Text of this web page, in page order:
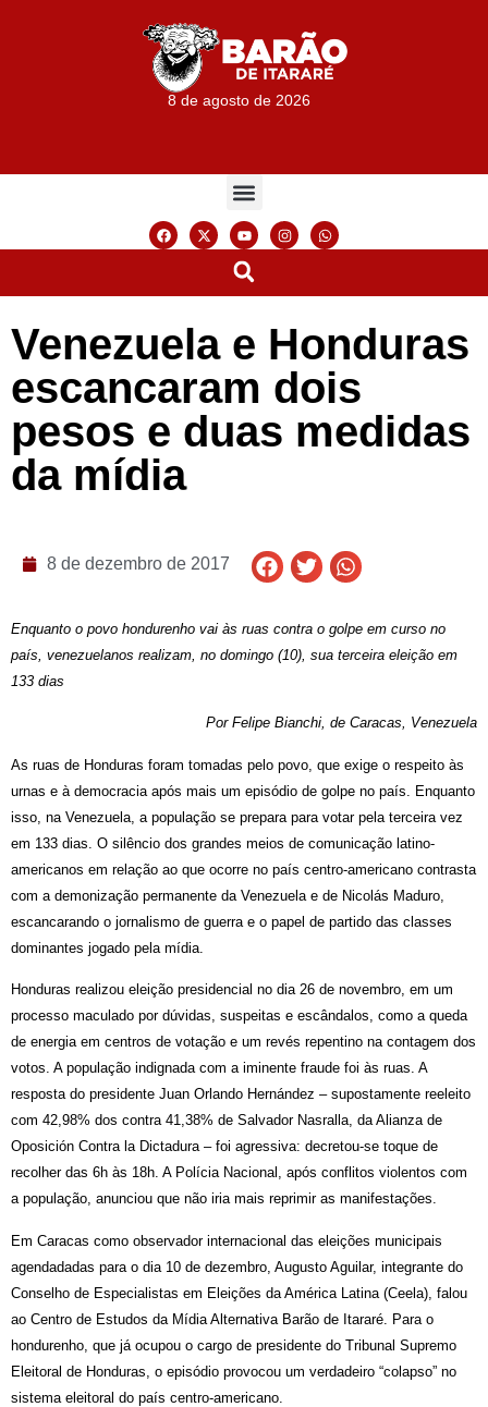
8 de agosto de 2026
Venezuela e Honduras
escancaram dois
pesos e duas medidas
da mídia
8 de dezembro de 2017
Enquanto o povo hondurenho vai às ruas contra o golpe em curso no
país, venezuelanos realizam, no domingo (10), sua terceira eleição em
133 dias
Por Felipe Bianchi, de Caracas, Venezuela
As ruas de Honduras foram tomadas pelo povo, que exige o respeito às
urnas e à democracia após mais um episódio de golpe no país. Enquanto
isso, na Venezuela, a população se prepara para votar pela terceira vez
em 133 dias. O silêncio dos grandes meios de comunicação latino-
americanos em relação ao que ocorre no país centro-americano contrasta
com a demonização permanente da Venezuela e de Nicolás Maduro,
escancarando o jornalismo de guerra e o papel de partido das classes
dominantes jogado pela mídia.
Honduras realizou eleição presidencial no dia 26 de novembro, em um
processo maculado por dúvidas, suspeitas e escândalos, como a queda
de energia em centros de votação e um revés repentino na contagem dos
votos. A população indignada com a iminente fraude foi às ruas. A
resposta do presidente Juan Orlando Hernández – supostamente reeleito
com 42,98% dos contra 41,38% de Salvador Nasralla, da Alianza de
Oposición Contra la Dictadura – foi agressiva: decretou-se toque de
recolher das 6h às 18h. A Polícia Nacional, após conflitos violentos com
a população, anunciou que não iria mais reprimir as manifestações.
Em Caracas como observador internacional das eleições municipais
agendadadas para o dia 10 de dezembro, Augusto Aguilar, integrante do
Conselho de Especialistas em Eleições da América Latina (Ceela), falou
ao Centro de Estudos da Mídia Alternativa Barão de Itararé. Para o
hondurenho, que já ocupou o cargo de presidente do Tribunal Supremo
Eleitoral de Honduras, o episódio provocou um verdadeiro “colapso” no
sistema eleitoral do país centro-americano.